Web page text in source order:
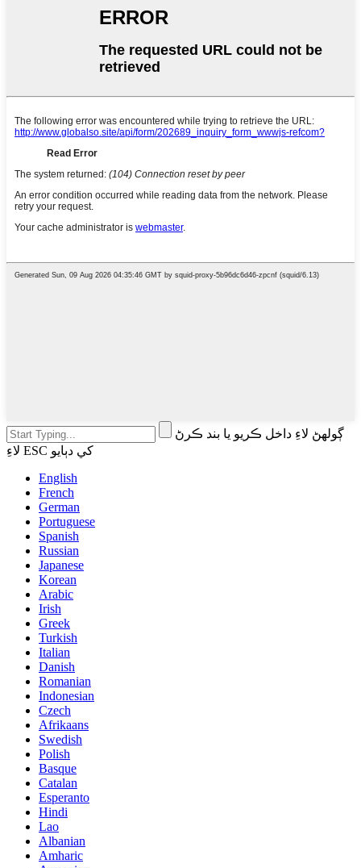
ڳولهڻ لاءِ داخل ڪريو يا بند ڪرڻ
لاءِ ESC کي دٻايو
English
French
German
Portuguese
Spanish
Russian
Japanese
Korean
Arabic
Irish
Greek
Turkish
Italian
Danish
Romanian
Indonesian
Czech
Afrikaans
Swedish
Polish
Basque
Catalan
Esperanto
Hindi
Lao
Albanian
Amharic